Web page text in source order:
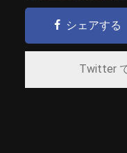
シェアする
Twitter